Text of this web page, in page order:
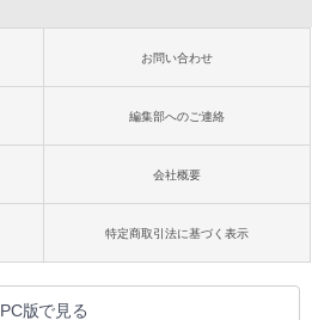
お問い合わせ
編集部へのご連絡
会社概要
特定商取引法に基づく表示
PC版で見る